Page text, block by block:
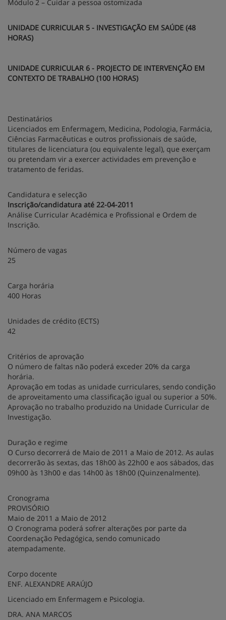
Módulo 2 – Cuidar a pessoa ostomizada
UNIDADE CURRICULAR 5 - INVESTIGAÇÃO EM SAÚDE (48
HORAS)
UNIDADE CURRICULAR 6 - PROJECTO DE INTERVENÇÃO EM
CONTEXTO DE TRABALHO (100 HORAS)
Destinatários
Licenciados em Enfermagem, Medicina, Podologia, Farmácia,
Ciências Farmacêuticas e outros profissionais de saúde,
titulares de licenciatura (ou equivalente legal), que exerçam
ou pretendam vir a exercer actividades em prevenção e
tratamento de feridas.
Candidatura e selecção
Inscrição/candidatura até 22-04-2011
Análise Curricular Académica e Profissional e Ordem de
Inscrição.
Número de vagas
25
Carga horária
400 Horas
Unidades de crédito (ECTS)
42
Critérios de aprovação
O número de faltas não poderá exceder 20% da carga
horária.
Aprovação em todas as unidade curriculares, sendo condição
de aproveitamento uma classificação igual ou superior a 50%.
Aprovação no trabalho produzido na Unidade Curricular de
Investigação.
Duração e regime
O Curso decorrerá de Maio de 2011 a Maio de 2012. As aulas
decorrerão às sextas, das 18h00 às 22h00 e aos sábados, das
09h00 às 13h00 e das 14h00 às 18h00 (Quinzenalmente).
Cronograma
PROVISÓRIO
Maio de 2011 a Maio de 2012
O Cronograma poderá sofrer alterações por parte da
Coordenação Pedagógica, sendo comunicado
atempadamente.
Corpo docente
ENF. ALEXANDRE ARAÚJO
Licenciado em Enfermagem e Psicologia.
DRA. ANA MARCOS